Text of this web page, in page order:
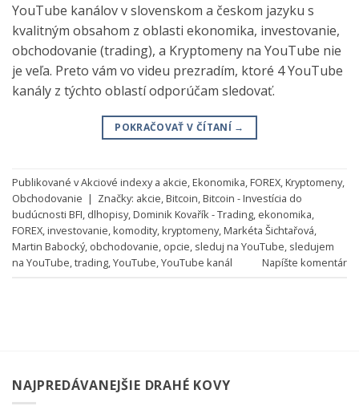
YouTube kanálov v slovenskom a českom jazyku s
kvalitným obsahom z oblasti ekonomika, investovanie,
obchodovanie (trading), a Kryptomeny na YouTube nie
je veľa. Preto vám vo videu prezradím, ktoré 4 YouTube
kanály z týchto oblastí odporúčam sledovať.
POKRAČOVAŤ V ČÍTANÍ →
Publikované vAkciové indexy a akcie,Ekonomika,FOREX,Kryptomeny,
Obchodovanie | Značky: akcie,Bitcoin,Bitcoin - Investícia do
budúcnosti BFI, dlhopisy,Dominik Kovařík - Trading, ekonomika,
FOREX,investovanie,komodity,kryptomeny,Markéta Šichtařová,
Martin Babocký, obchodovanie, opcie, sleduj na YouTube, sledujem
na YouTube,trading,YouTube,YouTube kanál Napíšte komentár
NAJPREDÁVANEJŠIE DRAHÉ KOVY